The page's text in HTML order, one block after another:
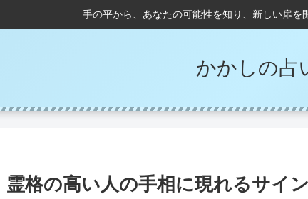
手の平から、あなたの可能性を知り、新しい扉
かかしの占
霊格の高い人の手相に現れるサイン